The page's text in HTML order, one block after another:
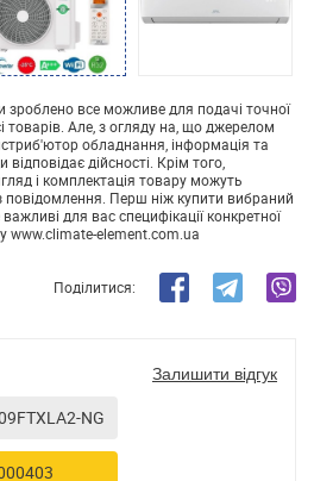
все можливе для подачі точної
товарів. Але, з огляду на, що джерелом
обладнання, інформація та
дійсності. Крім того,
і комплектація товару можуть
Перш ніж купити вибраний
для вас специфікації конкретної
www.climate-element.com.ua
Поділитися:
NG
Залишити відгук